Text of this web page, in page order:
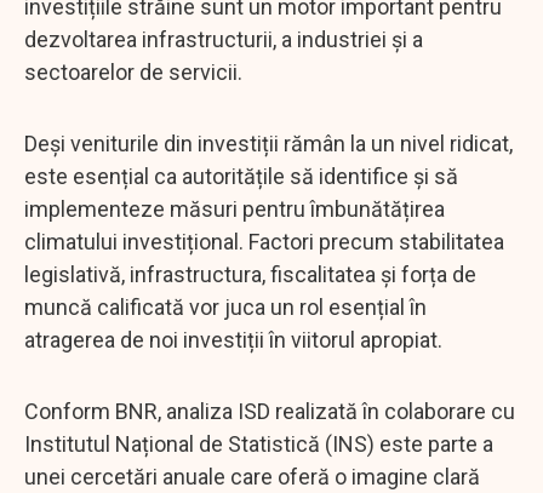
investițiile străine sunt un motor important pentru
dezvoltarea infrastructurii, a industriei și a
sectoarelor de servicii.
Deși veniturile din investiții rămân la un nivel ridicat,
este esențial ca autoritățile să identifice și să
implementeze măsuri pentru îmbunătățirea
climatului investițional. Factori precum stabilitatea
legislativă, infrastructura, fiscalitatea și forța de
muncă calificată vor juca un rol esențial în
atragerea de noi investiții în viitorul apropiat.
Conform BNR, analiza ISD realizată în colaborare cu
Institutul Național de Statistică (INS) este parte a
unei cercetări anuale care oferă o imagine clară